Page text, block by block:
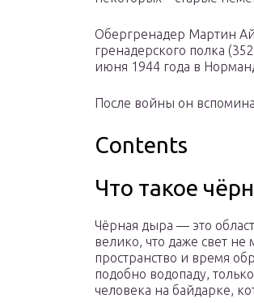
Обергренадер Мартин
гренадерского полка
июня 1944 года в
После войны он
Contents
Что такое
Чёрная дыра — это
велико, что даже свет
пространство и время
подобно водопаду,
человека на байдарке,